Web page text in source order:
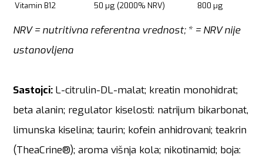
Vitamin B12
50 µg (2000% NRV) 800 µg
NRV = nutritivna referentna vrednost; * = NRV nije
ustanovljena
Sastojci: L-citrulin-DL-malat; kreatin monohidrat;
beta alanin; regulator kiselosti: natrijum bikarbonat,
limunska kiselina; taurin; kofein anhidrovani; teakrin
(TheaCrine®); aroma višnja kola; nikotinamid; boja: